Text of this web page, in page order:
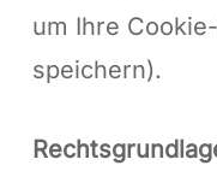
um Ihre
speichern).